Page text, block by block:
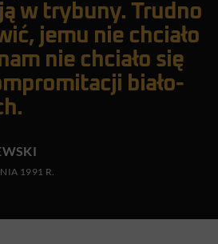
w trybuny. Trudno
jemu nie chciało
nie chciało się
biało-
1991 R.